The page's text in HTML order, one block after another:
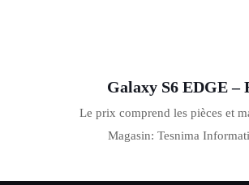
Galaxy S6 EDGE –
Le prix comprend les pièces et
Magasin: Tesnima